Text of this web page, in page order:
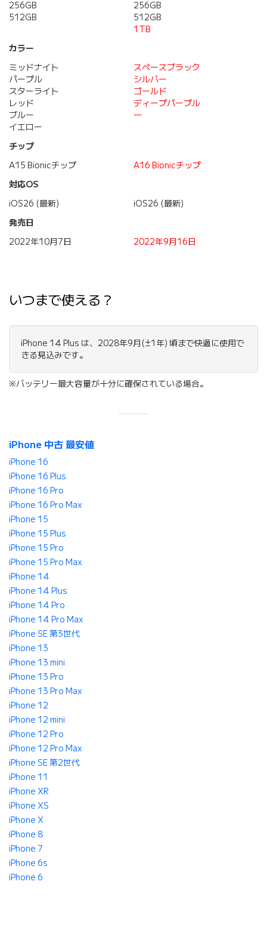
256GB
512GB
256GB
512GB
1TB
カラー
ミッドナイト
パープル
スターライト
レッド
ブルー
イエロー
スペースブラック
シルバー
ゴールド
ディープパープル
―
チップ
A15 Bionicチップ
A16 Bionicチップ
対応OS
iOS26 (最新)
iOS26 (最新)
発売日
2022年10月7日
2022年9月16日
いつまで使える？
iPhone 14 Plus は、2028年9月(±1年) 頃まで快適に使用で
きる見込みです。
※バッテリー最大容量が十分に確保されている場合。
iPhone 中古 最安値
iPhone 16
iPhone 16 Plus
iPhone 16 Pro
iPhone 16 Pro Max
iPhone 15
iPhone 15 Plus
iPhone 15 Pro
iPhone 15 Pro Max
iPhone 14
iPhone 14 Plus
iPhone 14 Pro
iPhone 14 Pro Max
iPhone SE 第3世代
iPhone 13
iPhone 13 mini
iPhone 13 Pro
iPhone 13 Pro Max
iPhone 12
iPhone 12 mini
iPhone 12 Pro
iPhone 12 Pro Max
iPhone SE 第2世代
iPhone 11
iPhone XR
iPhone XS
iPhone X
iPhone 8
iPhone 7
iPhone 6s
iPhone 6